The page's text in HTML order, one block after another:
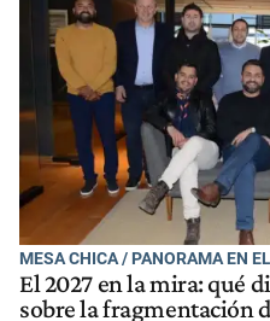
MESA CHICA / PANORAMA EN
El 2027 en la mira: qué
sobre la fragmentación